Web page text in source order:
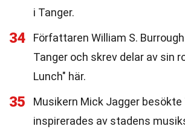
i Tanger.
34
Författaren William S.
Tanger och skrev delar av sin
Lunch" här.
35
Musikern Mick Jagger besökte
inspirerades av stadens